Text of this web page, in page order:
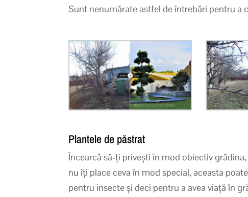
Sunt nenumărate astfel de întrebări pentru a
Plantele de păstrat
Încearcă să-ți privești în mod obiectiv
nu îți place ceva în mod special, aceasta
pentru insecte și deci pentru a avea viață în